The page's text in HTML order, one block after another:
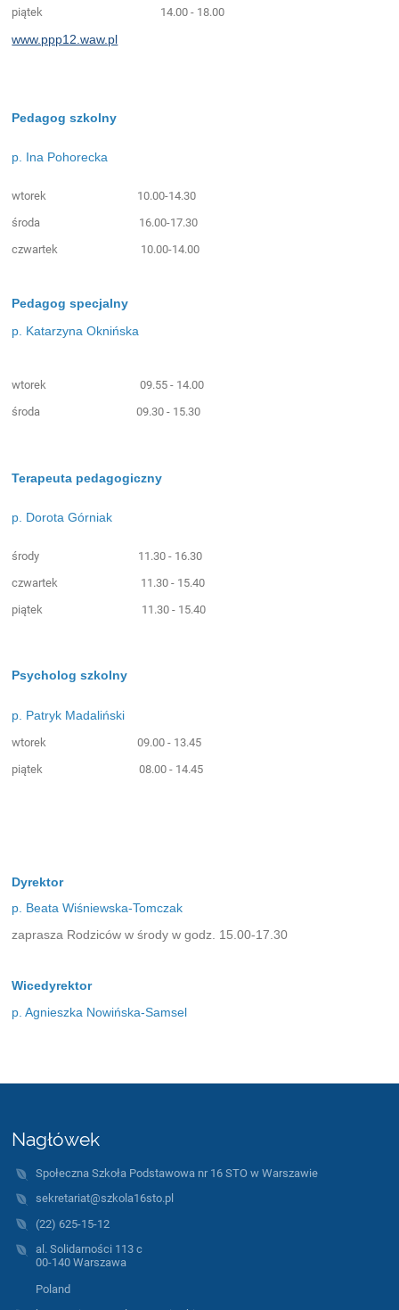
piątek 14.00 - 18.00
www.ppp12.waw.pl
Pedagog szkolny
p. Ina Pohorecka
wtorek 10.00-14.30
środa 16.00-17.30
czwartek 10.00-14.00
Pedagog specjalny
p. Katarzyna Oknińska
wtorek 09.55 - 14.00
środa 09.30 - 15.30
Terapeuta pedagogiczny
p. Dorota Górniak
środy 11.30 - 16.30
czwartek 11.30 - 15.40
piątek 11.30 - 15.40
Psycholog szkolny
p. Patryk Madaliński
wtorek 09.00 - 13.45
piątek 08.00 - 14.45
Dyrektor
p. Beata Wiśniewska-Tomczak
zaprasza Rodziców w środy w godz. 15.00-17.30
Wicedyrektor
p. Agnieszka Nowińska-Samsel
Nagłówek
Społeczna Szkoła Podstawowa nr 16 STO w Warszawie
sekretariat@szkola16sto.pl
(22) 625-15-12
al. Solidarności 113 c
00-140 Warszawa
Poland